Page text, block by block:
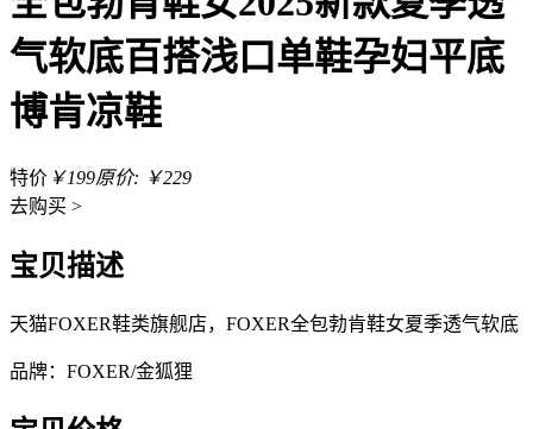
气软底百搭浅口单鞋孕妇平底
博肯凉鞋
特价 ￥199原价: ￥229
去购买 >
宝贝描述
天猫FOXER鞋类旗舰店，FOXER全包勃肯鞋女夏季透气软底
品牌：FOXER/金狐狸